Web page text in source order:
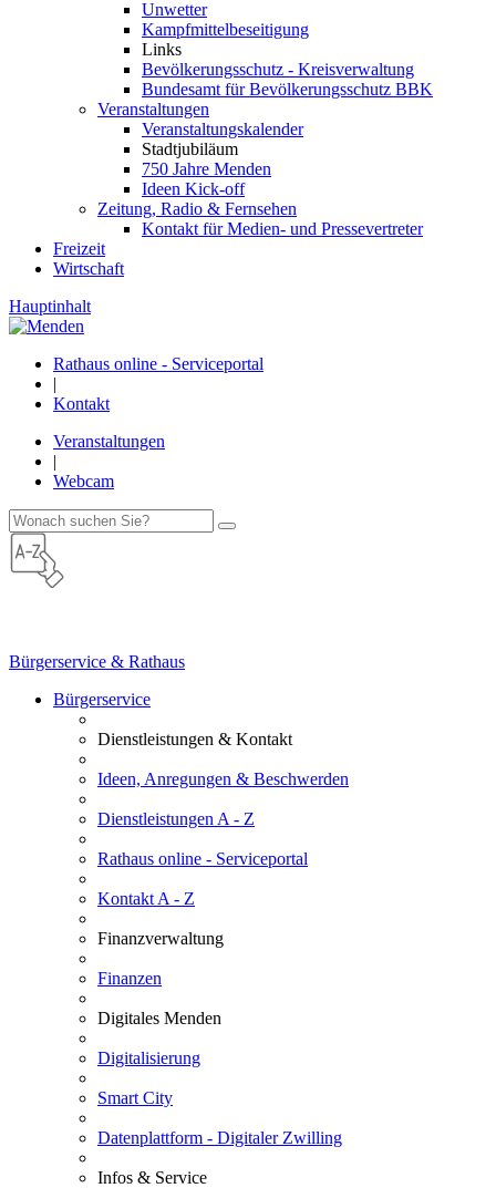
Unwetter
Kampfmittelbeseitigung
Links
Bevölkerungsschutz - Kreisverwaltung
Bundesamt für Bevölkerungsschutz BBK
Veranstaltungen
Veranstaltungskalender
Stadtjubiläum
750 Jahre Menden
Ideen Kick-off
Zeitung, Radio & Fernsehen
Kontakt für Medien- und Pressevertreter
Freizeit
Wirtschaft
Hauptinhalt
Rathaus online - Serviceportal
|
Kontakt
Veranstaltungen
|
Webcam
Bürgerservice & Rathaus
Bürgerservice
Dienstleistungen & Kontakt
Ideen, Anregungen & Beschwerden
Dienstleistungen A - Z
Rathaus online - Serviceportal
Kontakt A - Z
Finanzverwaltung
Finanzen
Digitales Menden
Digitalisierung
Smart City
Datenplattform - Digitaler Zwilling
Infos & Service